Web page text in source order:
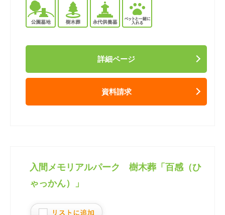
詳細ページ
資料請求
入間メモリアルパーク 樹木葬「百感（ひ
ゃっかん）」